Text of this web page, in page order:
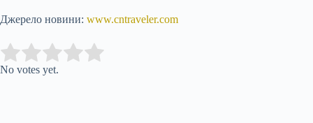
Джерело новини: www.cntraveler.com
Rate this item:
No votes yet.